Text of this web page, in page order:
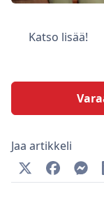
Katso lisää!
Jaa artikkeli